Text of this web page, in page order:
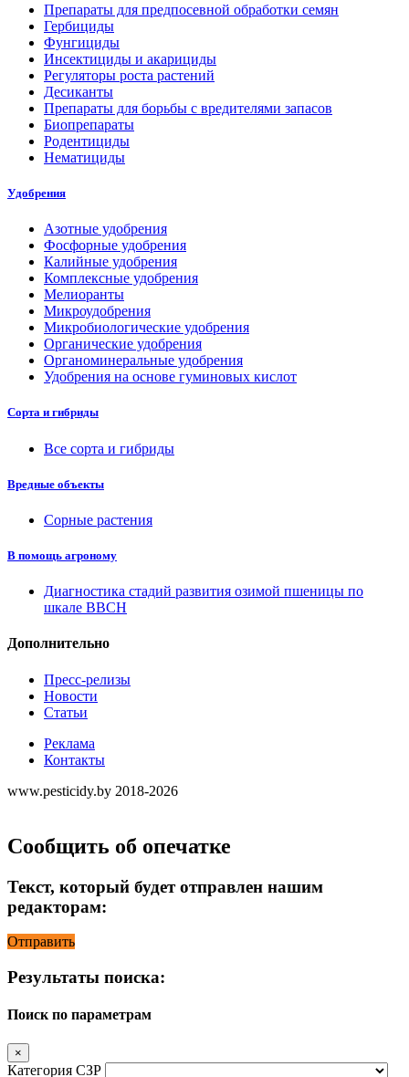
Препараты для предпосевной обработки семян
Гербициды
Фунгициды
Инсектициды и акарициды
Регуляторы роста растений
Десиканты
Препараты для борьбы с вредителями запасов
Биопрепараты
Родентициды
Нематициды
Удобрения
Азотные удобрения
Фосфорные удобрения
Калийные удобрения
Комплексные удобрения
Мелиоранты
Микроудобрения
Микробиологические удобрения
Органические удобрения
Органоминеральные удобрения
Удобрения на основе гуминовых кислот
Сорта и гибриды
Все сорта и гибриды
Вредные объекты
Сорные растения
В помощь агроному
Диагностика стадий развития озимой пшеницы по
шкале ВВСН
Дополнительно
Пресс-релизы
Новости
Статьи
Реклама
Контакты
www.pesticidy.by 2018-2026
Сообщить об опечатке
Текст, который будет отправлен нашим
редакторам:
Отправить
Результаты поиска:
Поиск по параметрам
×
Категория СЗР